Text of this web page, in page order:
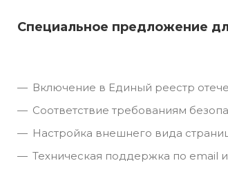
Специальное предложение
Включение в Единый реестр
Соответствие требованиям
Настройка внешнего вида
Техническая поддержка по email